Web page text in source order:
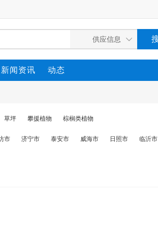
新闻资讯 动态
草坪 攀援植物 棕榈类植物
市 济宁市 泰安市 威海市 日照市 临沂市